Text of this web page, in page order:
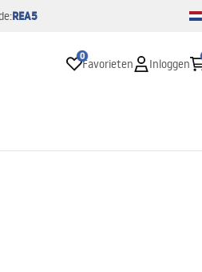
REA5
0
Favorieten Inloggen